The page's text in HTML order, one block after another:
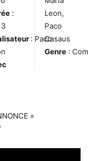
:
: Paco
Leon,
Paco
Casaus
Genre:
»